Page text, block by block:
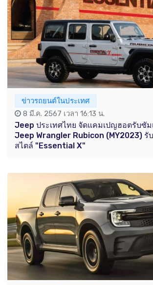
ข่าวรถยนต์ในประเทศ
8 มี.ค. 2567 เวลา 16:13 น.
Jeep ประเทศไทย จัดแคมเปญฮอตรับซัม
Jeep Wrangler Rubicon (MY2023) รั
สไตล์ "Essential X"